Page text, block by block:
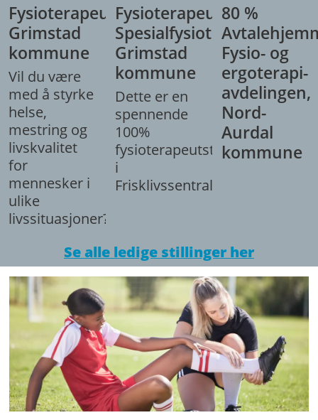
Fysioterapeut,
Grimstad
kommune
Vil du være
med å styrke
helse,
mestring og
livskvalitet
for
mennesker i
ulike
livssituasjoner?
Fysioterapeut/
Spesialfysioterapeut,
Grimstad
kommune
Dette er en
spennende
100%
fysioterapeutstilling
i
Frisklivssentralen.
80 %
Fysio- og
ergoterapi-
avdelingen,
Nord-
Aurdal
kommune
Se alle ledige stillinger her